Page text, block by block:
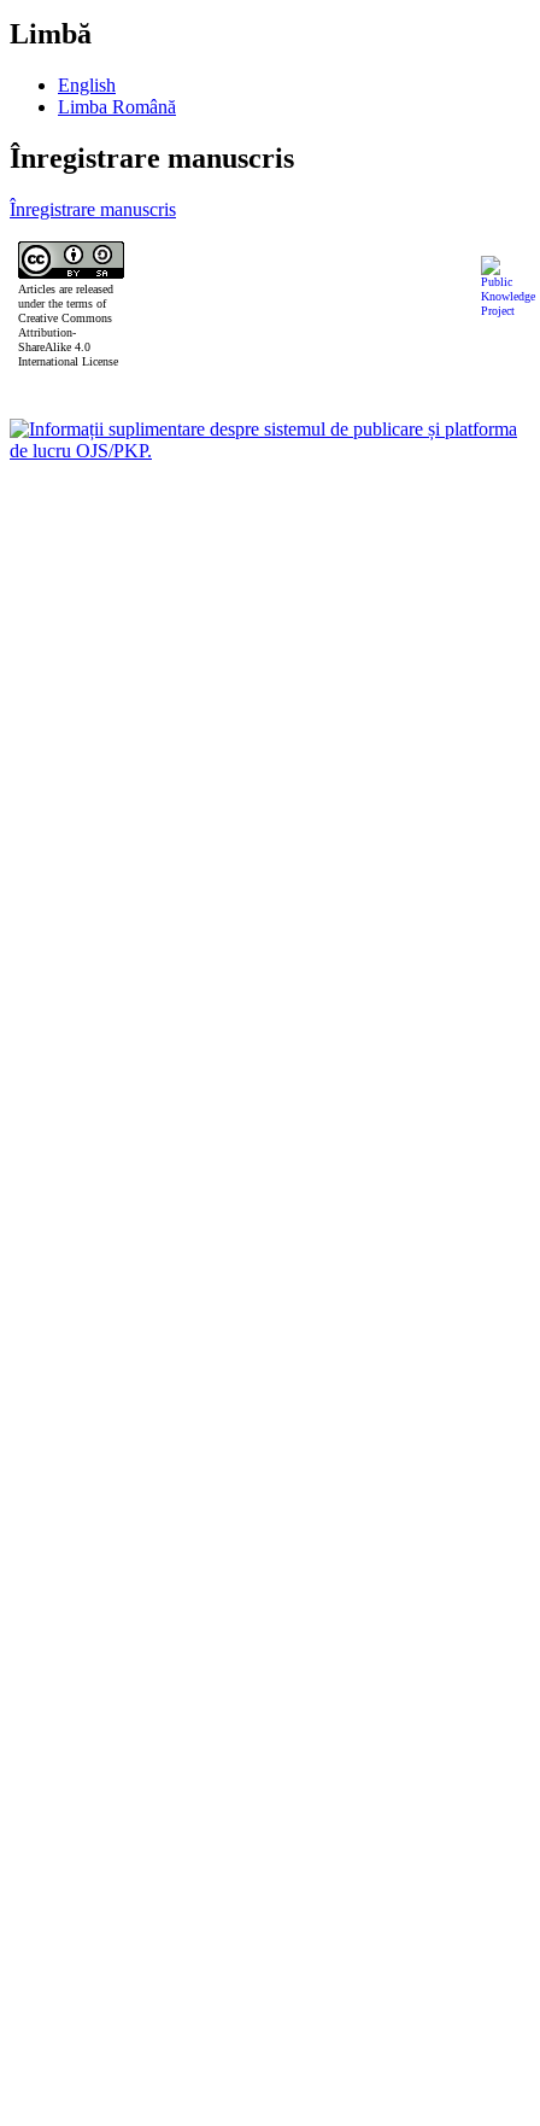
Limbă
English
Limba Română
Înregistrare manuscris
Înregistrare manuscris
Articles are released
under the terms of
Creative Commons
Attribution-
ShareAlike 4.0
International License